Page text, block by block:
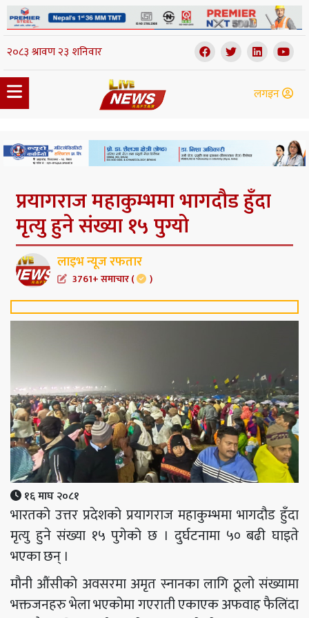
लगइन
प्रयागराज महाकुम्भमा भागदौड हुँदा
मृत्यु हुने संख्या १५ पुग्यो
लाइभ न्यूज रफतार
3761+ समाचार ( )
१६ माघ २०८१
भारतको उत्तर प्रदेशको प्रयागराज महाकुम्भमा भागदौड हुँदा
मृत्यु हुने संख्या १५ पुगेको छ । दुर्घटनामा ५० बढी घाइते
भएका छन् ।
मौनी औंसीको अवसरमा अमृत स्नानका लागि ठूलो संख्यामा
भक्तजनहरु भेला भएकोमा गएराती एकाएक अफवाह फैलिंदा